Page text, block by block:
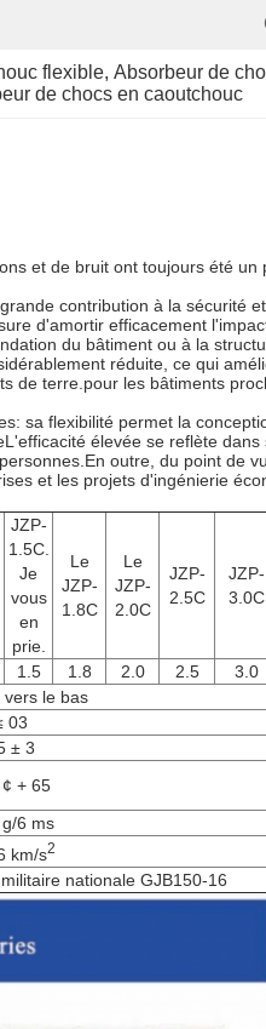
flexible, Absorbeur de
de chocs en caoutchouc
et de bruit ont toujours été
contribution à la
d'amortir efficacement
du bâtiment ou à la
réduite, ce qui
de terre.pour les bâtiments
sa flexibilité permet la
élevée se reflète
outre, du point de
et les projets d'ingénierie
JZP-
1.5C.
Je
vous
en
prie.
Le
JZP-
1.8C
Le
JZP-
2.0C
JZP-
2.5C
JZP-
3.0C
1.5 1.8 2.0 2.5
3.0
vers le bas
03
± 3
+ 65
6 ms
km/s2
nationale GJB150-16